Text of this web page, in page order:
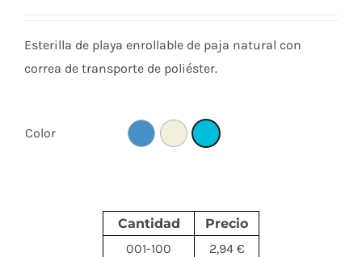
Esterilla de playa enrollable de paja natural con
correa de transporte de poliéster.
Color
Cantidad
Precio
001-100
2,94 €